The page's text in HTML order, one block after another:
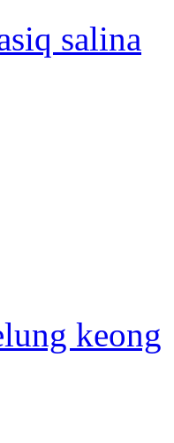
salina
keong